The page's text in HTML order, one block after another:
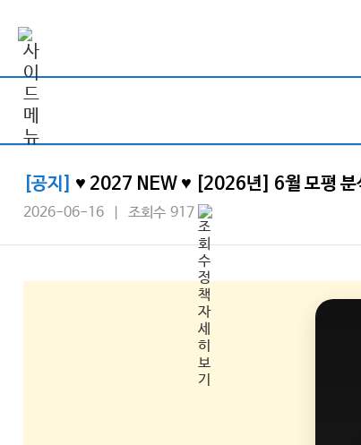
[공지] ♥ 2027 NEW ♥ [2026년] 6월 모평
2026-06-16 | 조회수 917